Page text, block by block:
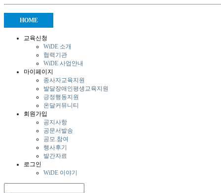
HOME
교육신청
WiDE 소개
협력기관
WiDE 사업안내
마이페이지
종사자교육지원
발달장애인평생교육지원
긍정행동지원
온달커뮤니티
회원가입
공지사항
공문서발송
공모.참여
행사후기
발간자료
로그인
WiDE 이야기